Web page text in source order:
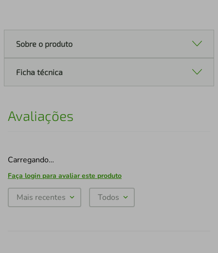
Sobre o produto
Ficha técnica
Avaliações
Carregando…
Faça login para avaliar este produto
Mais recentes Todos